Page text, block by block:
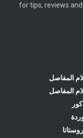
for tips, reviews
المفاصل
المفاصل